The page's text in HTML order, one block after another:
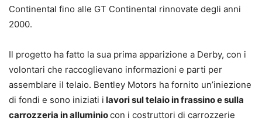
Continental fino alle GT Continental rinnovate degli anni
2000.
Il progetto ha fatto la sua prima apparizione a Derby, con i
volontari che raccoglievano informazioni e parti per
assemblare il telaio. Bentley Motors ha fornito un’iniezione
di fondi e sono iniziati i lavori sul telaio in frassino e sulla
carrozzeria in alluminiocon i costruttori di carrozzerie